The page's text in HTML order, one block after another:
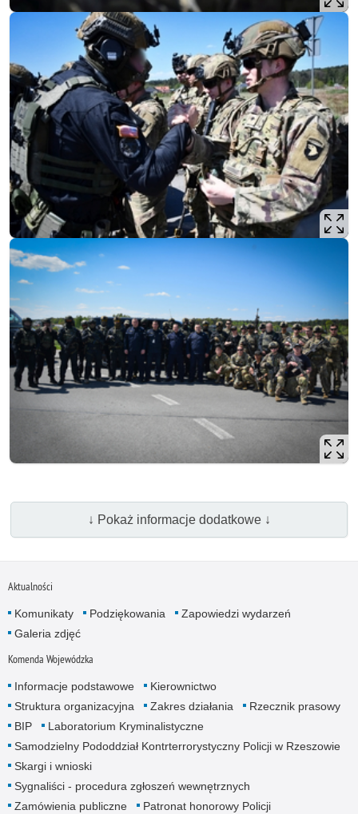
↓ Pokaż informacje dodatkowe ↓
Aktualności
Komunikaty Podziękowania
Zapowiedzi wydarzeń
Galeria zdjęć
Komenda Wojewódzka
Informacje podstawowe
Kierownictwo
Struktura organizacyjna
Zakres działania
Rzecznik prasowy
BIP
Laboratorium Kryminalistyczne
Samodzielny Pododdział Kontrterrorystyczny Policji w Rzeszowie
Skargi i wnioski
Sygnaliści - procedura zgłoszeń wewnętrznych
Zamówienia publiczne
Patronat honorowy Policji